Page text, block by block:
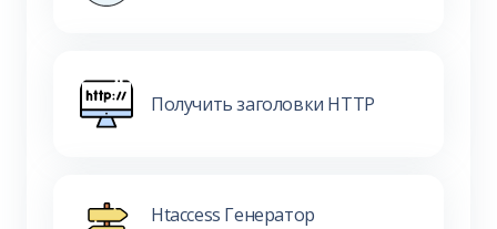
Получить заголовки HTTP
Htaccess Генератор